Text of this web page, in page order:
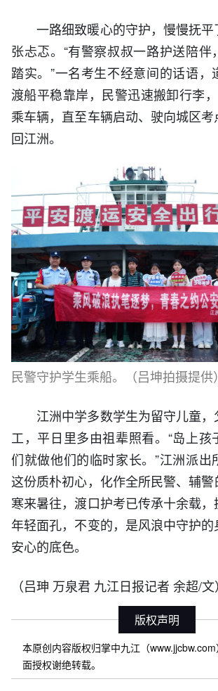
一路细致暖心的守护，慢慢抚
张忐忑。“有警察叔叔一路护送陪伴
踏实。”一名考生不经意间的话语，
渡船平稳靠岸，民警迅速搬卸行李
乘车辆，直至车辆启动、驶向城区
回江洲。
民警守护学生乘船。 （吕坤拍摄提供）
江洲中学多数学生为留守儿童
工，平日里多由祖辈照看。“岛上孩
们就做他们的临时家长。”江洲派出
这份质朴初心，化作全所民警、辅
寒来暑往，渡口护考已传承十余载
年轻面孔，不变的，是风浪中守护
安心的底色。
（吕珅 万泉君 九江日报记者 余超/文）
版权声明
本原创内容版权归掌中九江（
面授权谢绝转载。